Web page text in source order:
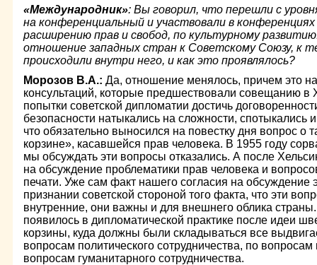
«Международник»: Вы говорил, что перешли с
на конференциальный и участвовали в конференциях
расширению прав и свобод, по культурному
отношение западных стран к Советскому Союзу, к
происходили внутри него, и как это проявлялось?
Морозов В.А.: Да, отношение менялось, причем это
консультаций, которые предшествовали совещанию в
попытки советской дипломатии достичь
безопасности натыкались на сложности, спотыкались
что обязательно выносился на повестку дня вопрос о
корзине», касавшейся прав человека. В 1955 году
мы обсуждать эти вопросы отказались. А после
на обсуждение проблематики прав человека и
печати. Уже сам факт нашего согласия на обсуждение
признании советской стороной того факта, что эти
внутренние, они важны и для внешнего облика
появилось в дипломатической практике после идеи
корзины, куда должны были складываться все
вопросам политического сотрудничества, по
вопросам гуманитарного сотрудничества.